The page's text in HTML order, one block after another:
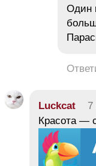
Один
Luckcat 7
Красота —